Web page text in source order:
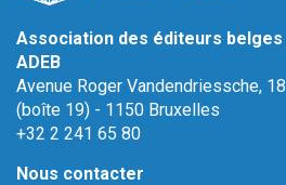
Association des éditeurs belges
ADEB
Avenue Roger Vandendriessche, 18
(boîte 19) - 1150 Bruxelles
+32 2 241 65 80
Nous contacter